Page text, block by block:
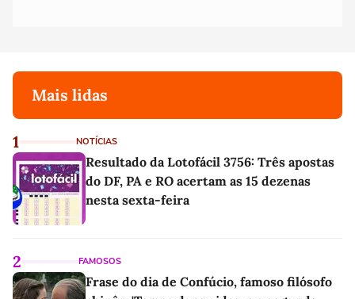
Mais lidas
1 NOTÍCIAS
Resultado da Lotofácil 3756: Três apostas
do DF, PA e RO acertam as 15 dezenas
nesta sexta-feira
2 FAMOSOS
Frase do dia de Confúcio, famoso filósofo